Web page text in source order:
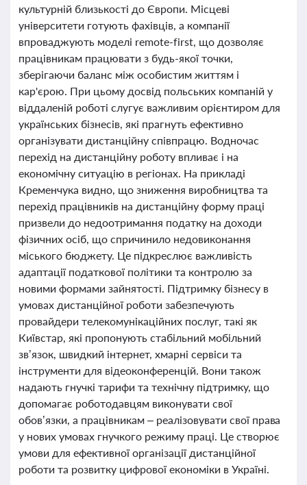
культурній близькості до Європи. Місцеві
університети готують фахівців, а компанії
впроваджують моделі remote-first, що дозволяє
працівникам працювати з будь-якої точки,
зберігаючи баланс між особистим життям і
кар'єрою. При цьому досвід польських компаній у
віддаленій роботі слугує важливим орієнтиром для
українських бізнесів, які прагнуть ефективно
організувати дистанційну співпрацю. Водночас
перехід на дистанційну роботу впливає і на
економічну ситуацію в регіонах. На прикладі
Кременчука видно, що зниження виробництва та
перехід працівників на дистанційну форму праці
призвели до недоотримання податку на доходи
фізичних осіб, що спричинило недовиконання
міського бюджету. Це підкреслює важливість
адаптації податкової політики та контролю за
новими формами зайнятості. Підтримку бізнесу в
умовах дистанційної роботи забезпечують
провайдери телекомунікаційних послуг, такі як
Київстар, які пропонують стабільний мобільний
зв’язок, швидкий інтернет, хмарні сервіси та
інструменти для відеоконференцій. Вони також
надають гнучкі тарифи та технічну підтримку, що
допомагає роботодавцям виконувати свої
обов’язки, а працівникам – реалізовувати свої права
у нових умовах гнучкого режиму праці. Це створює
умови для ефективної організації дистанційної
роботи та розвитку цифрової економіки в Україні.